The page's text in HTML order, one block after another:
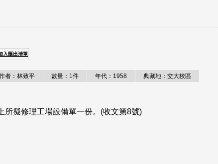
入匯出清單
者：林致平 數量：1件 年代：1958 典藏地：交大校區
所擬修理工場設備單一份。(收文第8號)